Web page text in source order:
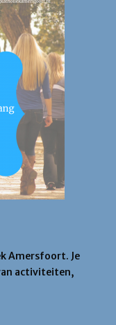
Amersfoort. Je
activiteiten,